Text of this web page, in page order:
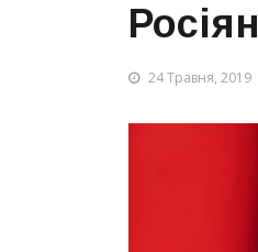
24 Травня, 2019